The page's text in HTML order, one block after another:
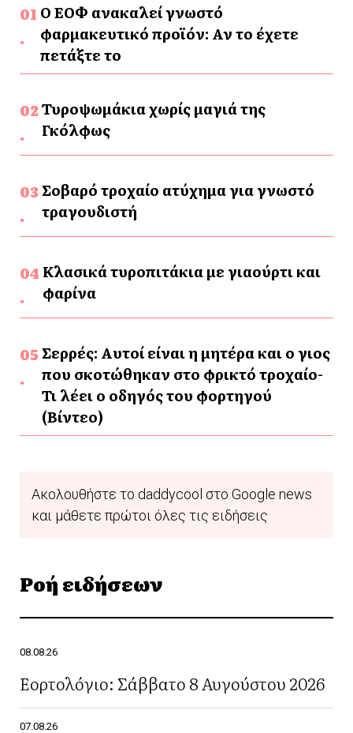
Ο ΕΟΦ ανακαλεί γνωστό
φαρμακευτικό προϊόν: Αν το έχετε
πετάξτε το
Τυροψωμάκια χωρίς μαγιά της
Γκόλφως
Σοβαρό τροχαίο ατύχημα για γνωστό
τραγουδιστή
Κλασικά τυροπιτάκια με γιαούρτι και
φαρίνα
Σερρές: Αυτοί είναι η μητέρα και ο γιος
που σκοτώθηκαν στο φρικτό τροχαίο-
Τι λέει ο οδηγός του φορτηγού
(Βίντεο)
Ακολουθήστε το daddycool στο Google news
και μάθετε πρώτοι όλες τις ειδήσεις
Ροή ειδήσεων
08.08.26
Εορτολόγιο: Σάββατο 8 Αυγούστου 2026
07.08.26